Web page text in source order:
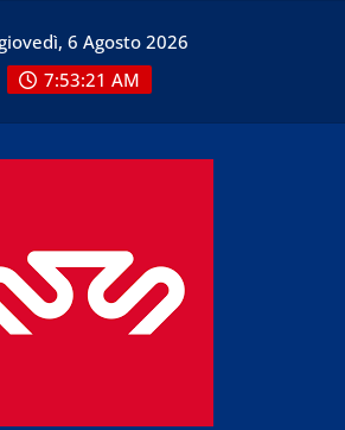
6 Agosto 2026
7:53:22 AM